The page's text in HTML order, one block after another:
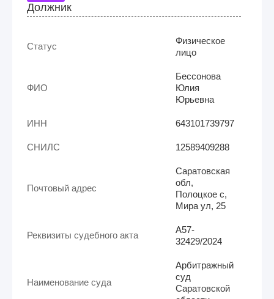
Должник
Статус
Физическое
лицо
ФИО
Бессонова
Юлия
Юрьевна
ИНН 643101739797
СНИЛС 12589409288
Почтовый адрес
Саратовская
обл,
Полоцкое с,
Мира ул, 25
Реквизиты судебного акта
А57-
32429/2024
Наименование суда
Арбитражный
суд
Саратовской